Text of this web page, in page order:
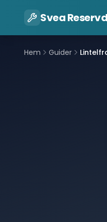
Svea
Hem Guider